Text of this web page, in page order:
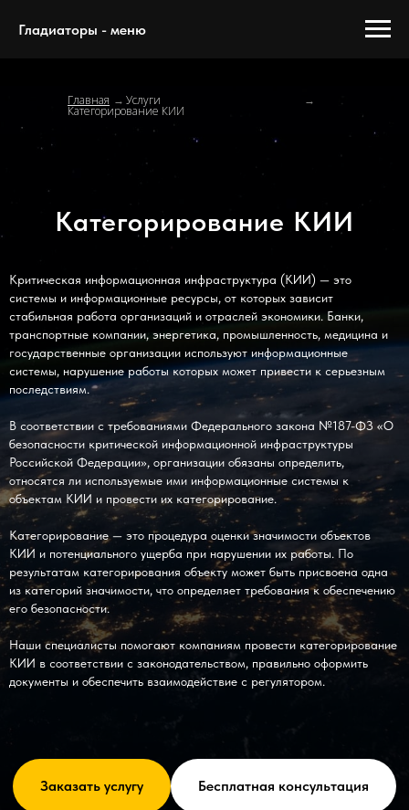
Гладиаторы - меню
Главная → Услуги →
Категорирование КИИ
Категорирование КИИ
Критическая информационная инфраструктура (КИИ) — это
системы и информационные ресурсы, от которых зависит
стабильная работа организаций и отраслей экономики. Банки,
транспортные компании, энергетика, промышленность, медицина и
государственные организации используют информационные
системы, нарушение работы которых может привести к серьезным
последствиям.
В соответствии с требованиями Федерального закона №187-ФЗ «О
безопасности критической информационной инфраструктуры
Российской Федерации», организации обязаны определить,
относятся ли используемые ими информационные системы к
объектам КИИ и провести их категорирование.
Категорирование — это процедура оценки значимости объектов
КИИ и потенциального ущерба при нарушении их работы. По
результатам категорирования объекту может быть присвоена одна
из категорий значимости, что определяет требования к обеспечению
его безопасности.
Наши специалисты помогают компаниям провести категорирование
КИИ в соответствии с законодательством, правильно оформить
документы и обеспечить взаимодействие с регулятором.
Заказать услугу Бесплатная консультация